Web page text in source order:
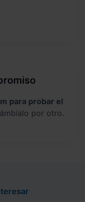
para probar el
por otro.